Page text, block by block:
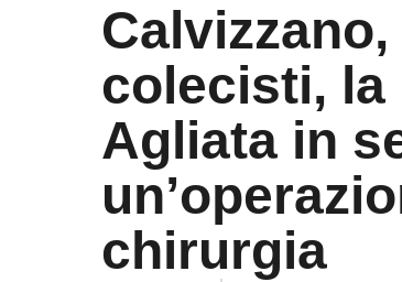
colecisti, la
Agliata in
chirurgia